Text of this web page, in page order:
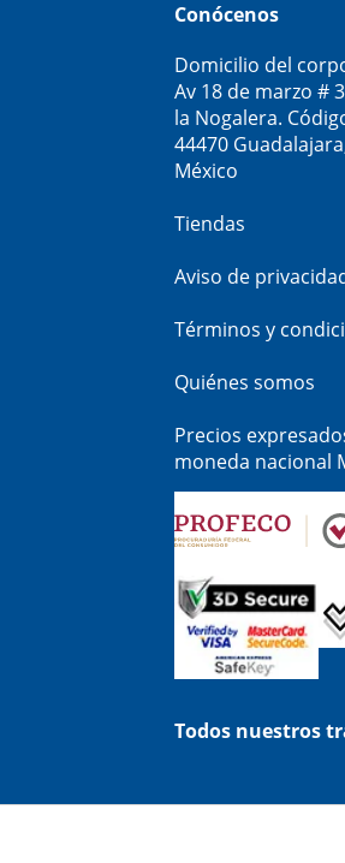
Conócenos
Domicilio del
Av 18 de marzo #
la Nogalera.
44470
México
Tiendas
Aviso de
Términos y
Quiénes somos
Precios
moneda nacional
Todos nuestros